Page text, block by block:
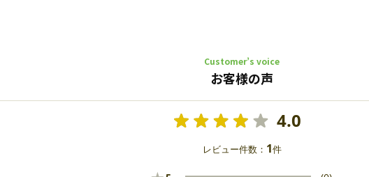
Customer’s voice
お客様の声
4.0
レビュー件数： 1件